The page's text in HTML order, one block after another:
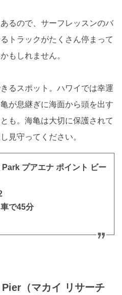
るので、サーフレッスンのバ
トラックがたくさん停まって
もしれません。
るスポット。ハワイでは幸運
が息継ぎに海面から頭を出す
も。海亀は大切に保護されて
見守ってください。
Park プアエナ ポイント ビー
で45分
（マカイ リサーチ